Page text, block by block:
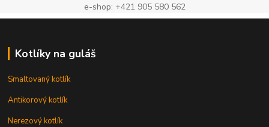
e-shop: +421 905 580 562
Kotlíky na guláš
Smaltovaný kotlík
Antikorový kotlík
Nerezový kotlík